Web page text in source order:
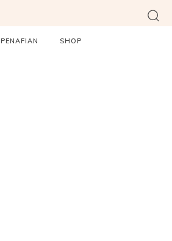
PENAFIAN SHOP